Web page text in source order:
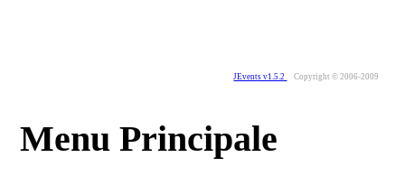
JEvents v1.5.2 Copyright © 2006-2009
Menu Principale